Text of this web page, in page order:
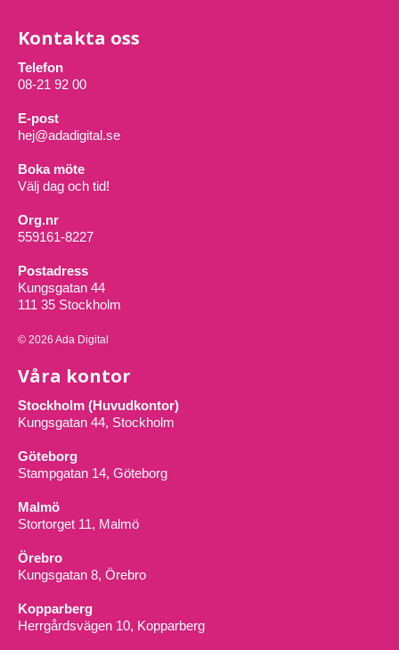
Kontakta oss
Telefon
08-21 92 00
E-post
hej@adadigital.se
Boka möte
Välj dag och tid!
Org.nr
559161-8227
Postadress
Kungsgatan 44
111 35 Stockholm
© 2026 Ada Digital
Våra kontor
Stockholm (Huvudkontor)
Kungsgatan 44, Stockholm
Göteborg
Stampgatan 14, Göteborg
Malmö
Stortorget 11, Malmö
Örebro
Kungsgatan 8, Örebro
Kopparberg
Herrgårdsvägen 10, Kopparberg